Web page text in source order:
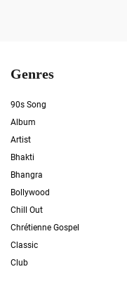
Genres
90s Song
Album
Artist
Bhakti
Bhangra
Bollywood
Chill Out
Chrétienne Gospel
Classic
Club